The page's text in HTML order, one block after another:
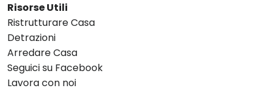
Risorse Utili
Ristrutturare Casa
Detrazioni
Arredare Casa
Seguici su Facebook
Lavora con noi